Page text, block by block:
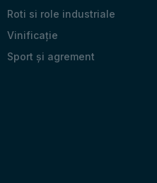
Roti si role industriale
Vinificație
Sport și agrement